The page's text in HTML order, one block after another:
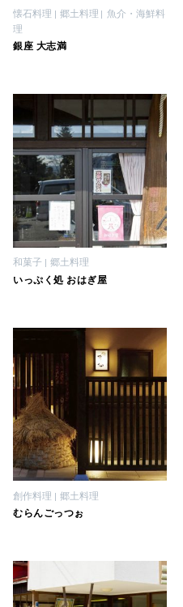
Love Holoscope
今月のあなた
さしく
える
ろいろ
きること
って？
の時間です。』
懐石料理 郷土料理
魚介・海鮮料
理
銀座 大志満
和菓子 郷土料理
いっぷく処 おはぎ屋
創作料理 郷土料理
むらんごっつぉ